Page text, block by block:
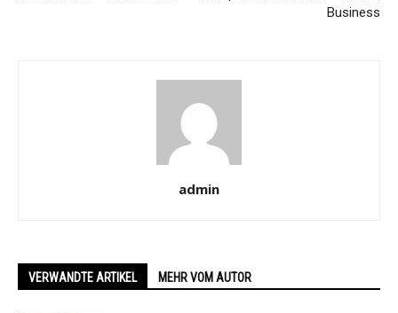
Business
admin
VERWANDTE ARTIKEL MEHR VOM AUTOR